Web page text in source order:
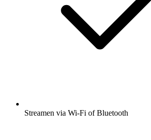
Streamen via Wi-Fi of Bluetooth